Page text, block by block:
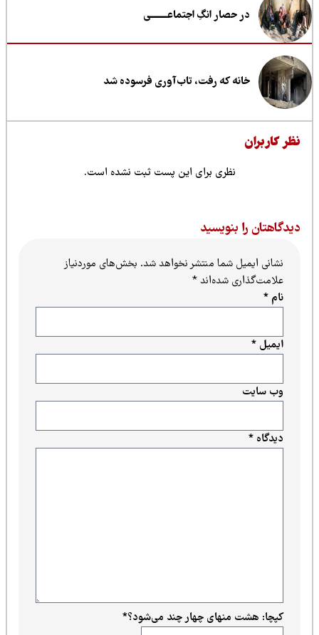
در حصار انگِ اجتماعــــــــی
خانه که رفت، تاب‌آوری فرسوده شد
کاربران
نظری برای این پست ثبت نشده است.
را بنویسید
نشانی ایمیل شما منتشر نخواهد شد.بخش‌های موردنیاز
علامت‌گذاری شده‌اند*
دیدگاه*
ایمیل*
وب‌ سایت
کپچا: هشت منهای چهار چند می‌شود؟*